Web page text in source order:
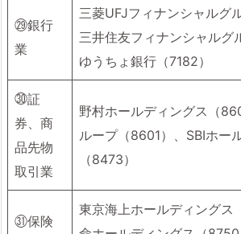
㉙銀行
業
三菱UFJフィナンシャルグ
三井住友フィナンシャルグ
ゆうちょ銀行（7182）
㉚証
券、商
品先物
取引業
野村ホールディングス（
ループ（8601）、SBIホー
（8473）
㉛保険
東京海上ホールディングス